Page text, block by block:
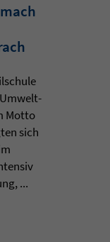
Motto
sich
...